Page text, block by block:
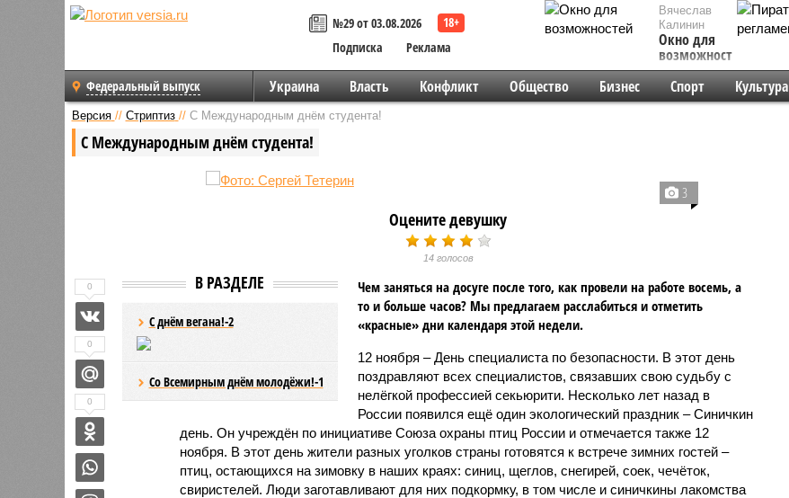
№29 от 03.08.2026
Подписка
Реклама
Вячеслав
Калинин
Окно для
возможностей
Федеральный выпуск Украина Власть Конфликт Общество Бизнес Спорт Культура
Версия // Стриптиз // С Международным днём студента!
С Международным днём студента!
3
Оцените девушку
14 голосов
В РАЗДЕЛЕ
С днём вегана!-2
Со Всемирным днём молодёжи!-1
Чем заняться на досуге после того, как провели на работе восемь, а
то и больше часов? Мы предлагаем расслабиться и отметить
«красные» дни календаря этой недели.
12 ноября – День специалиста по безопасности. В этот день
поздравляют всех специалистов, связавших свою судьбу с
нелёгкой профессией секьюрити. Несколько лет назад в
России появился ещё один экологический праздник – Синичкин
день. Он учреждён по инициативе Союза охраны птиц России и отмечается также 12
ноября. В этот день жители разных уголков страны готовятся к встрече зимних гостей –
птиц, остающихся на зимовку в наших краях: синиц, щеглов, снегирей, соек, чечёток,
свиристелей. Люди заготавливают для них подкормку, в том числе и синичкины лакомства
0
0
0